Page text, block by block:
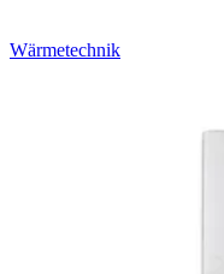
Wärmetechnik